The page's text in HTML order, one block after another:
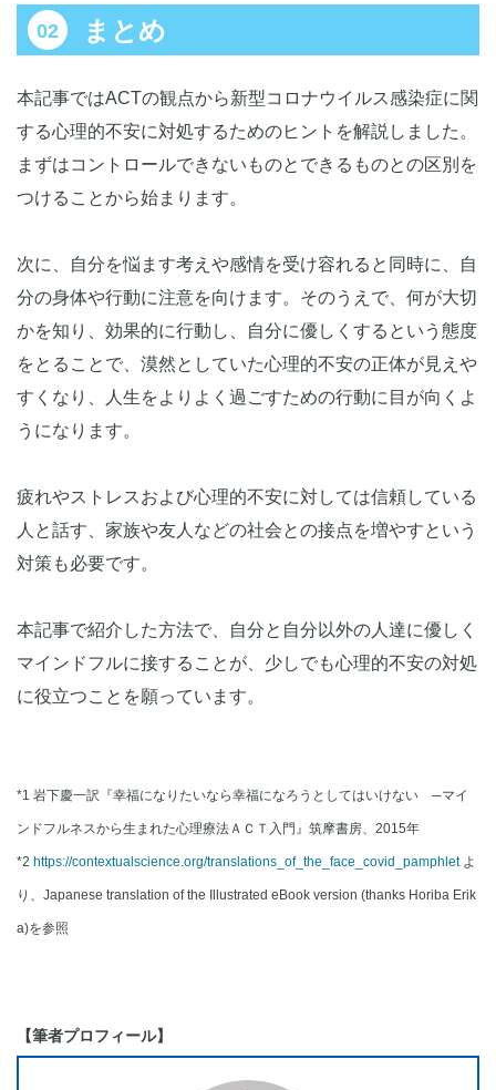
まとめ
本記事ではACTの観点から新型コロナウイルス感染症に関
する心理的不安に対処するためのヒントを解説しました。
まずはコントロールできないものとできるものとの区別を
つけることから始まります。
次に、自分を悩ます考えや感情を受け容れると同時に、自
分の身体や行動に注意を向けます。そのうえで、何が大切
かを知り、効果的に行動し、自分に優しくするという態度
をとることで、漠然としていた心理的不安の正体が見えや
すくなり、人生をよりよく過ごすための行動に目が向くよ
うになります。
疲れやストレスおよび心理的不安に対しては信頼している
人と話す、家族や友人などの社会との接点を増やすという
対策も必要です。
本記事で紹介した方法で、自分と自分以外の人達に優しく
マインドフルに接することが、少しでも心理的不安の対処
に役立つことを願っています。
*1 岩下慶一訳『幸福になりたいなら幸福になろうとしてはいけない ─マイ
ンドフルネスから生まれた心理療法ＡＣＴ入門』筑摩書房、2015年
*2 https://contextualscience.org/translations_of_the_face_covid_pamphletよ
り、Japanese translation of the Illustrated eBook version (thanks Horiba Erik
a)を参照
【筆者プロフィール】